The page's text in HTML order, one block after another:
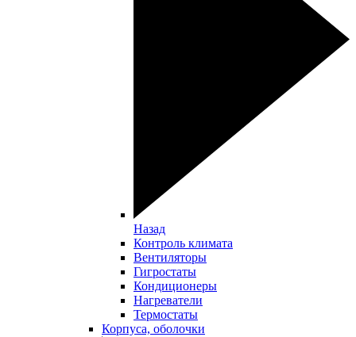
Назад
Контроль климата
Вентиляторы
Гигростаты
Кондиционеры
Нагреватели
Термостаты
Корпуса, оболочки